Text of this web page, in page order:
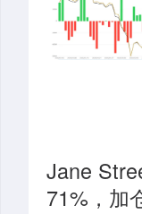
Jane
71% ， 加